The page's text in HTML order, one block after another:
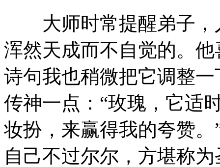
大师时常提醒弟子，
浑然天成而不自觉的。
诗句我也稍微把它调整
传神一点：“玫瑰，它适
妆扮，来赢得我的夸赞
自己不过尔尔，方堪称为